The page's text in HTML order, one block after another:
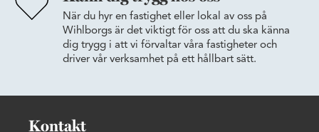
När du hyr en fastighet eller lokal av oss på
Wihlborgs är det viktigt för oss att du ska känna
dig trygg i att vi förvaltar våra fastigheter och
driver vår verksamhet på ett hållbart sätt.
Kontakt